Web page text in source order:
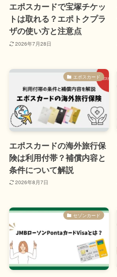
エポスカードで宝塚チケッ
トは取れる？エポトクプラ
ザの使い方と注意点
2026年7月28日
エポスカード
エポスカードの海外旅行保
険は利用付帯？補償内容と
条件について解説
2026年8月7日
セゾンカード